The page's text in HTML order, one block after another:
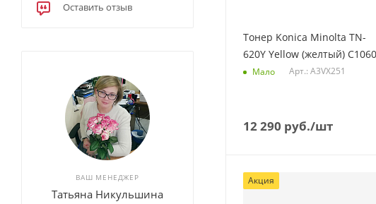
Тонер Konica Minolta TN-
620Y Yellow (желтый)
Мало Арт.: A3VX251
12 290 руб./шт
Акция
Оставить отзыв
ВАШ МЕНЕДЖЕР
Татьяна Никульшина